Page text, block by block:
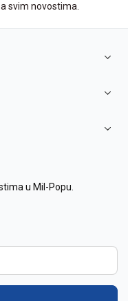
svim novostima.
u Mil-Popu.